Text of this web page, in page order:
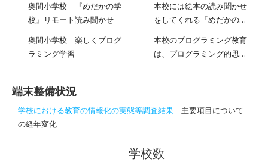
と、頑張ったこと、楽しか
ったこと、書いていまし
た。
をもらいながら活動しまし
た。久しぶりのドローン操
縦に、子どもたちも思い出
しながら楽しんでいまし
QRコード化 難しい作業
後は、学校裏のビーチに行
奥間小学校 『めだかの学
校』リモート読み聞かせ
本校には絵本の読み聞かせ
をしてくれる『めだかの学
新型コロナウイルス感染の
ために開始が遅れていまし
奥間小学校 楽しくプログ
ラミング学習
本校のプログラミング教育
は、プログラミング的思考
ねらいで各学年、各教科で
端末整備状況
学校における教育の情報化の実態等調査結果 主要項目について
の経年変化
学校数